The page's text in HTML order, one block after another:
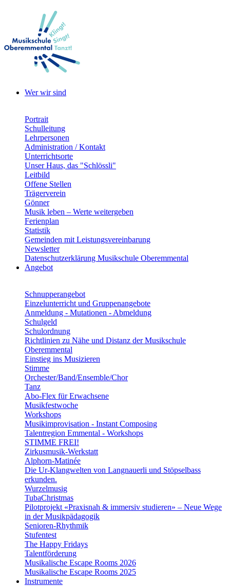
Wer wir sind
Portrait
Schulleitung
Lehrpersonen
Administration / Kontakt
Unterrichtsorte
Unser Haus, das "Schlössli"
Leitbild
Offene Stellen
Trägerverein
Gönner
Musik leben – Werte weitergeben
Ferienplan
Statistik
Gemeinden mit Leistungsvereinbarung
Newsletter
Datenschutzerklärung Musikschule Oberemmental
Angebot
Schnupperangebot
Einzelunterricht und Gruppenangebote
Anmeldung - Mutationen - Abmeldung
Schulgeld
Schulordnung
Richtlinien zu Nähe und Distanz der Musikschule
Oberemmental
Einstieg ins Musizieren
Stimme
Orchester/Band/Ensemble/Chor
Tanz
Abo-Flex für Erwachsene
Musikfestwoche
Workshops
Musikimprovisation - Instant Composing
Talentregion Emmental - Workshops
STIMME FREI!
Zirkusmusik-Werkstatt
Alphorn-Matinée
Die Ur-Klangwelten von Langnauerli und Stöpselbass
erkunden.
Wurzelmusig
TubaChristmas
Pilotprojekt «Praxisnah & immersiv studieren» – Neue Wege
in der Musikpädagogik
Senioren-Rhythmik
Stufentest
The Happy Fridays
Talentförderung
Musikalische Escape Rooms 2026
Musikalische Escape Rooms 2025
Instrumente